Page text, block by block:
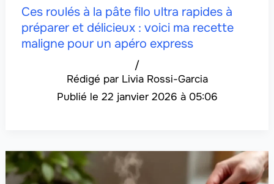
Ces roulés à la pâte filo ultra rapides à
préparer et délicieux : voici ma recette
maligne pour un apéro express
Livia Rossi-Garcia
/
22 janvier 2026 à 05:06